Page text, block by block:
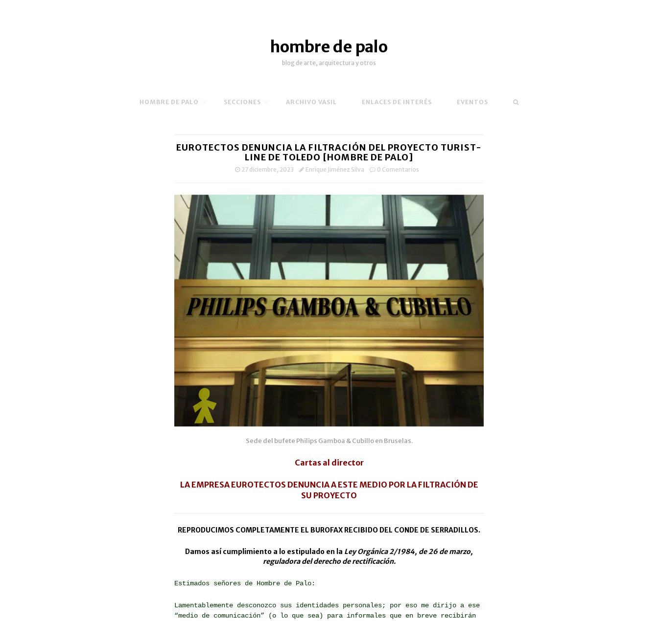
hombre de palo
blog de arte, arquitectura y otros
HOMBRE DE PALO SECCIONES ARCHIVO VASIL ENLACES DE INTERÉS EVENTOS
EUROTECTOS DENUNCIA LA FILTRACIÓN DEL PROYECTO TURIST-
LINE DE TOLEDO [HOMBRE DE PALO]
27 diciembre, 2023 Enrique Jiménez Silva 0 Comentarios
Sede del bufete Philips Gamboa & Cubillo en Bruselas.
Cartas al director
LA EMPRESA EUROTECTOS DENUNCIA A ESTE MEDIO POR LA FILTRACIÓN DE
SU PROYECTO
REPRODUCIMOS COMPLETAMENTE EL BUROFAX RECIBIDO DEL CONDE DE SERRADILLOS.
Damos así cumplimiento a lo estipulado en la Ley Orgánica 2/1984, de 26 de marzo,
reguladora del derecho de rectificación.
Estimados señores de Hombre de Palo:
Lamentablemente desconozco sus identidades personales; por eso me dirijo a ese
“medio de comunicación” (o lo que sea) para informales que en breve recibirán